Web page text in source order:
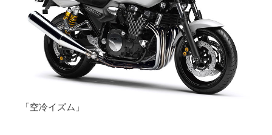
「空冷イズム」